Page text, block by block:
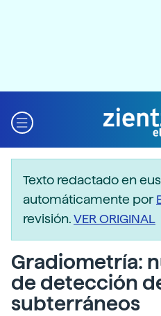
Texto redactado en
automáticamente por
revisión.VER ORIGINAL
Gradiometría:
de detección
subterráneos